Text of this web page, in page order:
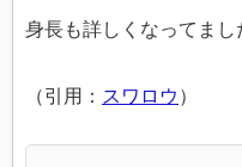
身長も詳しくなってま
（引用： スワロウ ）